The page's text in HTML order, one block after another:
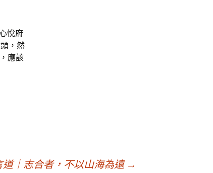
悅府
，然
應該
道｜志合者，不以山海為遠 →